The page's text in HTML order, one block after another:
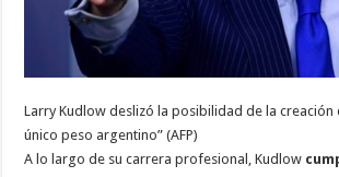
Larry Kudlow deslizó la posibilidad de la creación
único peso argentino” (AFP)
A lo largo de su carrera profesional, Kudlow